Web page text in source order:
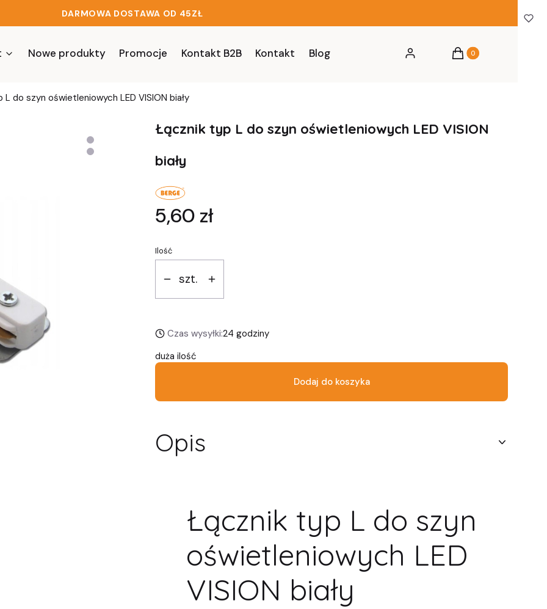
DARMOWA DOSTAWA OD 45ZŁ
Nowe produkty Promocje Kontakt B2B Kontakt Blog Zaloguj się Produkty w koszyku:
Koszyk
L do szyn oświetleniowych LED VISION biały
Łącznik typ L do szyn oświetleniowych LED VISION
biały
Cena
5,60 zł
Ilość
szt.
Czas wysyłki:24 godziny
duża ilość
Dodaj do koszyka
Opis
Łącznik typ L do szyn
oświetleniowych LED
VISION biały